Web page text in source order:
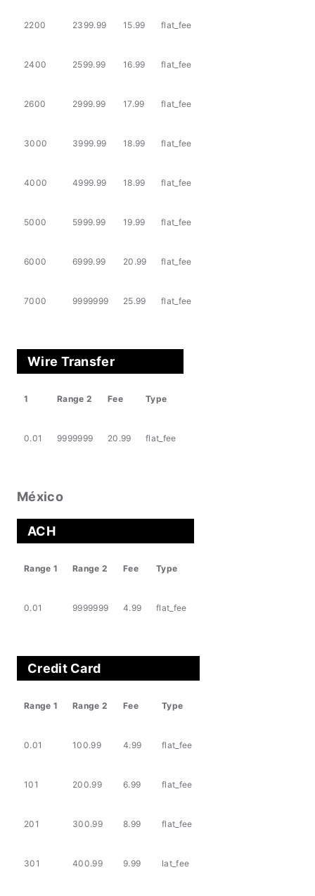
2200 2399.99 15.99 flat_fee
2400 2599.99 16.99 flat_fee
2600 2999.99 17.99 flat_fee
3000 3999.99 18.99 flat_fee
4000 4999.99 18.99 flat_fee
5000 5999.99 19.99 flat_fee
6000 6999.99 20.99 flat_fee
7000 9999999 25.99 flat_fee
Wire Transfer
1 Range 2 Fee Type
0.01 9999999 20.99 flat_fee
México
ACH
Range 1 Range 2 Fee Type
0.01 9999999 4.99 flat_fee
Credit Card
Range 1 Range 2 Fee Type
0.01 100.99 4.99 flat_fee
101 200.99 6.99 flat_fee
201 300.99 8.99 flat_fee
301 400.99 9.99 lat_fee